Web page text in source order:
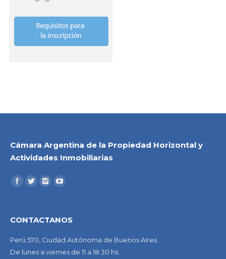
Cámara Argentina de la Propiedad Horizontal y
Actividades Inmobiliarias
CONTACTANOS
Perú 570, Ciudad Autónoma de Buenos Aires.
De lunes a viernes de 11 a 18.30 hs.